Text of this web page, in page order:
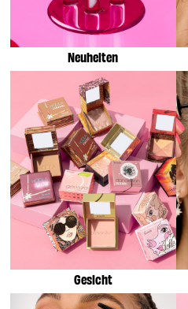
Neuheiten
Gesicht